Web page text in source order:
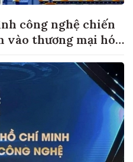
công nghệ chiến
vào thương mại hóa